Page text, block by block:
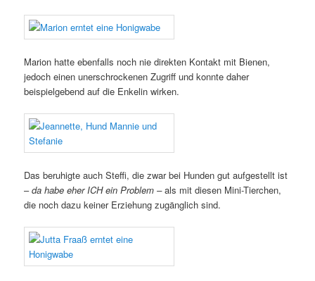
Marion hatte ebenfalls noch nie direkten Kontakt mit Bienen,
jedoch einen unerschrockenen Zugriff und konnte daher
beispielgebend auf die Enkelin wirken.
Das beruhigte auch Steffi, die zwar bei Hunden gut aufgestellt ist
–da habe eher ICH ein Problem –als mit diesen Mini-Tierchen,
die noch dazu keiner Erziehung zugänglich sind.